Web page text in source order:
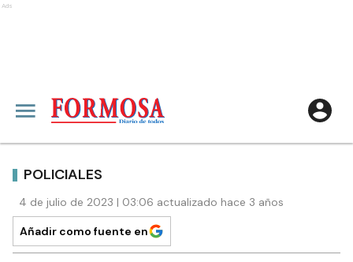
Ads
POLICIALES
4 de julio de 2023 | 03:06 actualizado hace 3 años
Añadir como fuente en